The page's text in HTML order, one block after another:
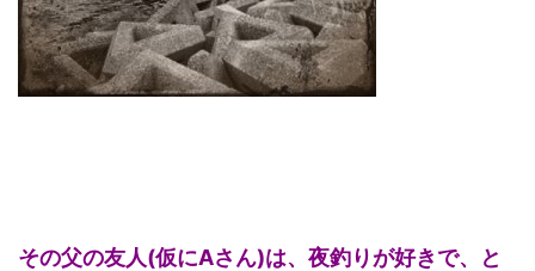
その父の友人(仮にAさん)は、夜釣りが好きで、と